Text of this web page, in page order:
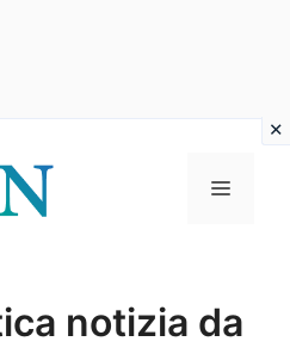
Menu
notizia da